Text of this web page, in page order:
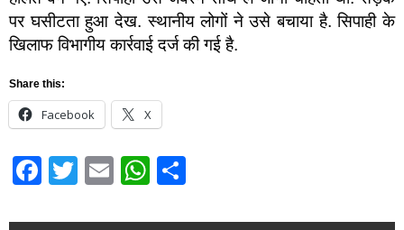
पर घसीटता हुआ देख. स्थानीय लोगों ने उसे बचाया है. सिपाही के
खिलाफ विभागीय कार्रवाई दर्ज की गई है.
Share this:
Facebook X
Facebook
Twitter
EmailWhatsApp